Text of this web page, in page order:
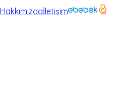
Hakkımızdaİletişim